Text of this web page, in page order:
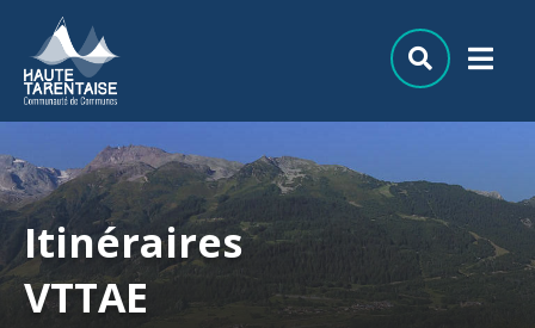
Aller à la recherche
Itinéraires
VTTAE